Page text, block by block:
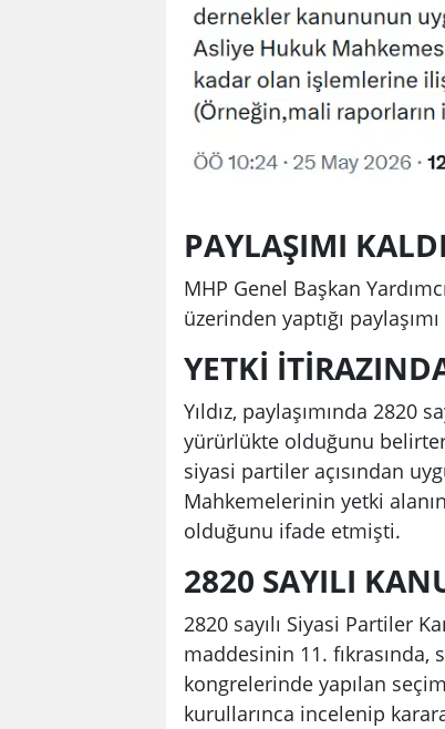
PAYLAŞIMI
MHP Genel Başkan
üzerinden yaptığı
YETKİ
Yıldız, paylaşımında 2820
yürürlükte olduğunu
siyasi partiler açısından
Mahkemelerinin yetki
olduğunu ifade etmişti.
2820 SAYILI
2820 sayılı Siyasi Partiler
maddesinin 11.
kongrelerinde yapılan
kurullarınca incelenip